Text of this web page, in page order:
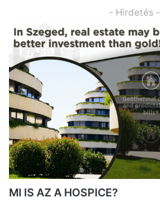
- Hirdetés -
MI IS AZ A HOSPICE?